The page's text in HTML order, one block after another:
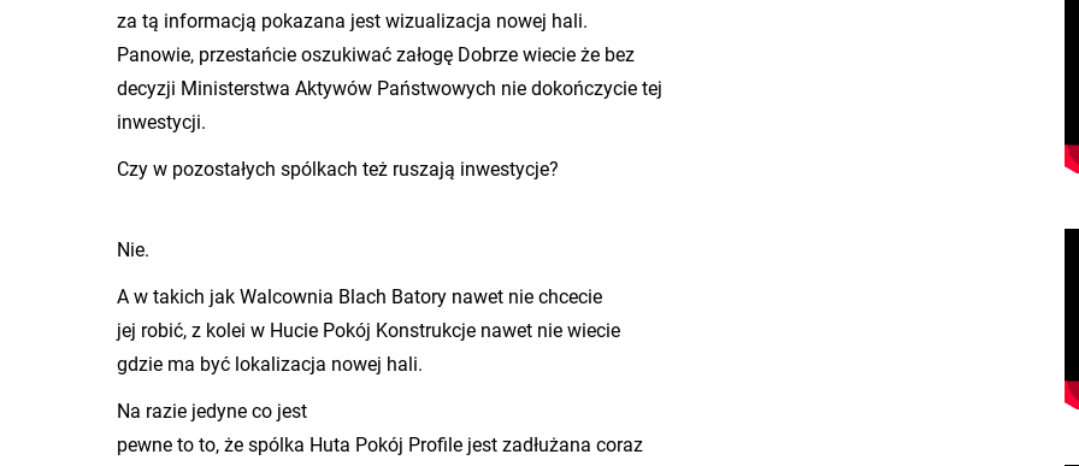
za tą in­for­ma­cją po­ka­za­na jest wi­zu­ali­za­cja nowej hali.
Pa­no­wie, prze­stań­cie oszu­ki­wać za­ło­gę Do­brze wie­cie że bez
de­cy­zji Mi­ni­ster­stwa Ak­ty­wów Pań­stwo­wych nie do­koń­czy­cie tej
in­we­sty­cji.
Czy w po­zo­sta­łych spól­kach też ru­sza­ją in­we­sty­cje?
Nie.
A w ta­kich jak Wal­cow­nia Blach Ba­to­ry nawet nie chce­cie
jej robić, z kolei w Hucie Pokój Kon­struk­cje nawet nie wie­cie
gdzie ma być lo­ka­li­za­cja nowej hali.
Na razie je­dy­ne co jest
pewne to to, że spól­ka Huta Pokój Pro­fi­le jest za­dłu­ża­na coraz